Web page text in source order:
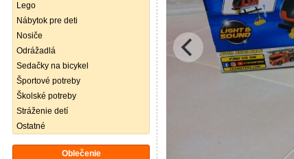
Lego
Nábytok pre deti
Nosiče
Odrážadlá
Sedačky na bicykel
Športové potreby
Školské potreby
Stráženie detí
Ostatné
Oblečenie